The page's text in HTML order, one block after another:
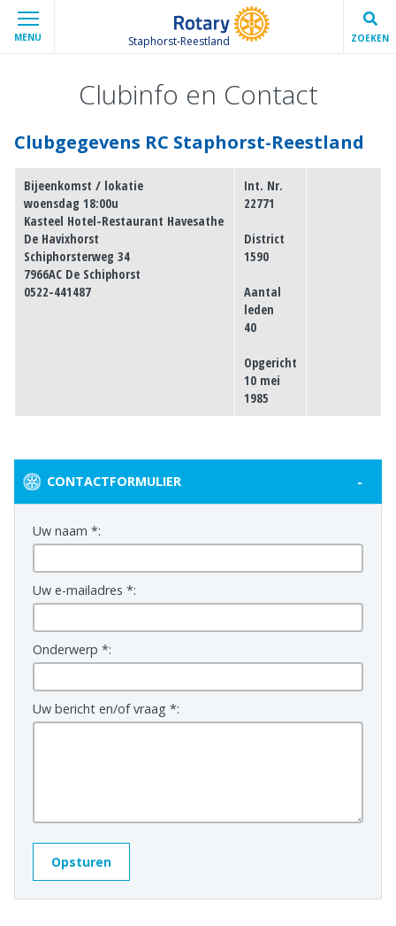
MENU Staphorst-Reestland ZOEKEN
Clubinfo en Contact
Clubgegevens RC Staphorst-Reestland
Bijeenkomst / lokatie
woensdag 18:00u
Kasteel Hotel-Restaurant Havesathe
De Havixhorst
Schiphorsterweg 34
7966AC De Schiphorst
0522-441487
Int. Nr.
22771
District
1590
Aantal
leden
40
Opgericht
10 mei
1985
CONTACTFORMULIER -
Uw naam *:
Uw e-mailadres *:
Onderwerp *:
Uw bericht en/of vraag *: